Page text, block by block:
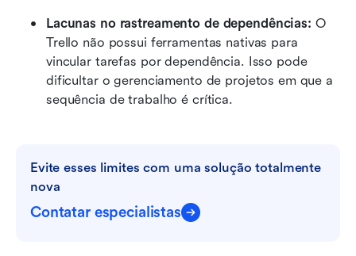
Lacunas no rastreamento de dependências: O
Trello não possui ferramentas nativas para
vincular tarefas por dependência. Isso pode
dificultar o gerenciamento de projetos em que a
sequência de trabalho é crítica.
Evite esses limites com uma solução totalmente
nova
Contatar especialistas